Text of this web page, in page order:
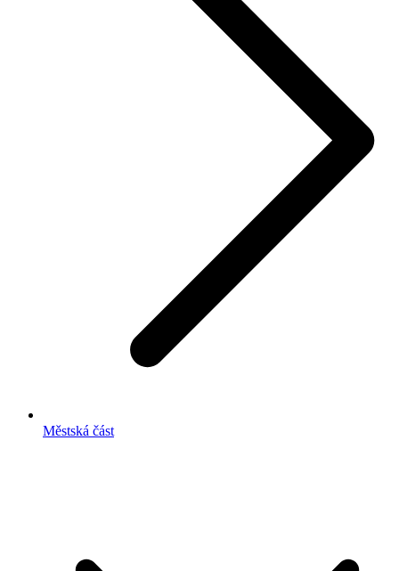
Městská část